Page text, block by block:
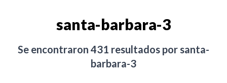
santa-barbara-3
Se encontraron 431 resultados por santa-
barbara-3